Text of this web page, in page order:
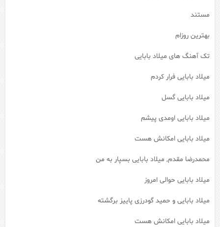
مستند
بهترین روزام
تک آهنگ های میلاد بابایی
میلاد بابایی فرار کردم
میلاد بابایی گسل
میلاد بابایی اومدی پیشم
میلاد بابایی امکانش هست
محمدرضا مقدم, میلاد بابایی بسپار به من
میلاد بابایی حوالی امروز
میلاد بابایی و حمید گودرزی پاییز برگشته
میلاد بابایی امکانش هست